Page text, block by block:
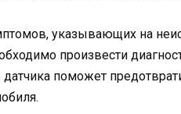
указывающих на
произвести
поможет